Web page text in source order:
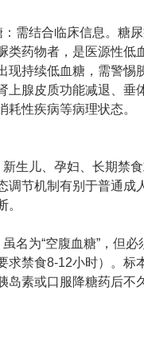
需结合临床信息。糖
类药物者，是医源性低
现持续低血糖，需警惕
上腺皮质功能减退、垂
耗性疾病等病理状态。
生儿、孕妇、长期禁
调节机制有别于普通成
。
名为“空腹血糖”，但
求禁食8-12小时）。标
岛素或口服降糖药后不